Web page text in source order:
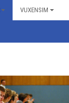
VUXENSIM